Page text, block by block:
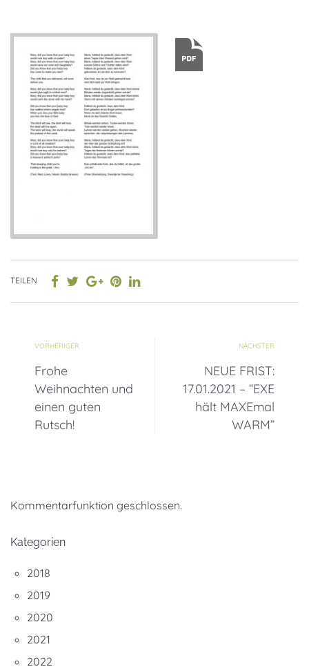
TEILEN
VORHERIGER
Frohe
Weihnachten und
einen guten
Rutsch!
NÄCHSTER
NEUE FRIST:
17.01.2021 – “EXE
hält MAXEmal
WARM”
Kommentarfunktion geschlossen.
Kategorien
2018
2019
2020
2021
2022